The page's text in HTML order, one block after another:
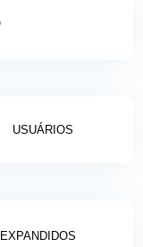
USUÁRIOS